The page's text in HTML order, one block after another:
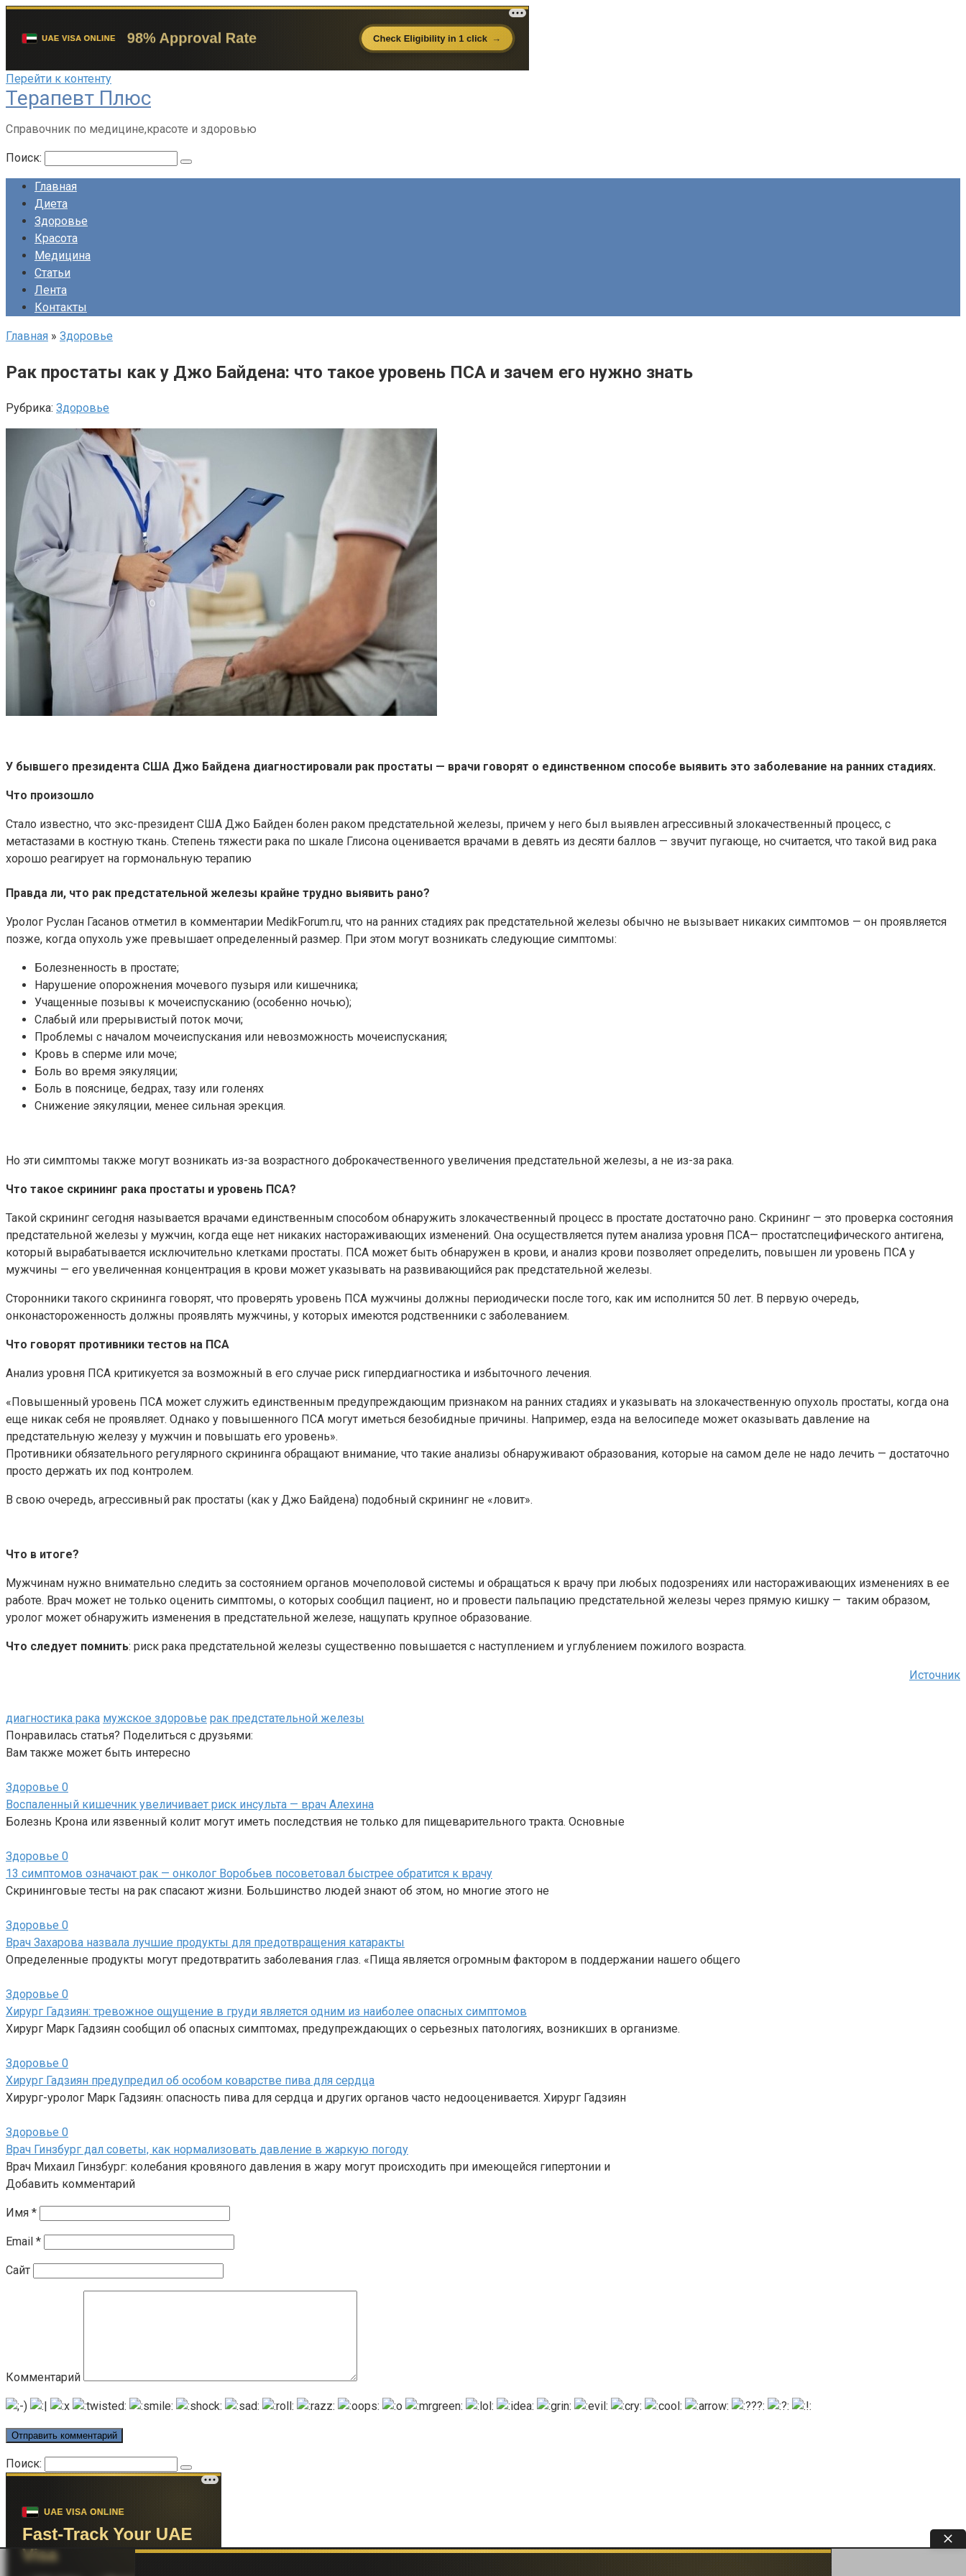
Перейти к контенту
Терапевт Плюс
Справочник по медицине,красоте и здоровью
Поиск:
Главная
Диета
Здоровье
Красота
Медицина
Статьи
Лента
Контакты
Главная » Здоровье
Рак простаты как у Джо Байдена: что такое уровень ПСА и зачем его нужно знать
Рубрика: Здоровье
У бывшего президента США Джо Байдена диагностировали рак простаты — врачи говорят о единственном способе выявить это заболевание на ранних стадиях.
Что произошло
Стало известно, что экс-президент США Джо Байден болен раком предстательной железы, причем у него был выявлен агрессивный злокачественный процесс, с
метастазами в костную ткань. Степень тяжести рака по шкале Глисона оценивается врачами в девять из десяти баллов — звучит пугающе, но считается, что такой вид рака
хорошо реагирует на гормональную терапию
Правда ли, что рак предстательной железы крайне трудно выявить рано?
Уролог Руслан Гасанов отметил в комментарии MedikForum.ru, что на ранних стадиях рак предстательной железы обычно не вызывает никаких симптомов — он проявляется
позже, когда опухоль уже превышает определенный размер. При этом могут возникать следующие симптомы:
Болезненность в простате;
Нарушение опорожнения мочевого пузыря или кишечника;
Учащенные позывы к мочеиспусканию (особенно ночью);
Слабый или прерывистый поток мочи;
Проблемы с началом мочеиспускания или невозможность мочеиспускания;
Кровь в сперме или моче;
Боль во время эякуляции;
Боль в пояснице, бедрах, тазу или голенях
Снижение эякуляции, менее сильная эрекция.
Но эти симптомы также могут возникать из-за возрастного доброкачественного увеличения предстательной железы, а не из-за рака.
Что такое скрининг рака простаты и уровень ПСА?
Такой скрининг сегодня называется врачами единственным способом обнаружить злокачественный процесс в простате достаточно рано. Скрининг — это проверка состояния
предстательной железы у мужчин, когда еще нет никаких настораживающих изменений. Она осуществляется путем анализа уровня ПСА— простатспецифического антигена,
который вырабатывается исключительно клетками простаты. ПСА может быть обнаружен в крови, и анализ крови позволяет определить, повышен ли уровень ПСА у
мужчины — его увеличенная концентрация в крови может указывать на развивающийся рак предстательной железы.
Сторонники такого скрининга говорят, что проверять уровень ПСА мужчины должны периодически после того, как им исполнится 50 лет. В первую очередь,
онконастороженность должны проявлять мужчины, у которых имеются родственники с заболеванием.
Что говорят противники тестов на ПСА
Анализ уровня ПСА критикуется за возможный в его случае риск гипердиагностика и избыточного лечения.
«Повышенный уровень ПСА может служить единственным предупреждающим признаком на ранних стадиях и указывать на злокачественную опухоль простаты, когда она
еще никак себя не проявляет. Однако у повышенного ПСА могут иметься безобидные причины. Например, езда на велосипеде может оказывать давление на
предстательную железу у мужчин и повышать его уровень».
Противники обязательного регулярного скрининга обращают внимание, что такие анализы обнаруживают образования, которые на самом деле не надо лечить — достаточно
просто держать их под контролем.
В свою очередь, агрессивный рак простаты (как у Джо Байдена) подобный скрининг не «ловит».
Что в итоге?
Мужчинам нужно внимательно следить за состоянием органов мочеполовой системы и обращаться к врачу при любых подозрениях или настораживающих изменениях в ее
работе. Врач может не только оценить симптомы, о которых сообщил пациент, но и провести пальпацию предстательной железы через прямую кишку — таким образом,
уролог может обнаружить изменения в предстательной железе, нащупать крупное образование.
Что следует помнить: риск рака предстательной железы существенно повышается с наступлением и углублением пожилого возраста.
Источник
диагностика рака мужское здоровье рак предстательной железы
Понравилась статья? Поделиться с друзьями:
Вам также может быть интересно
Здоровье 0
Воспаленный кишечник увеличивает риск инсульта — врач Алехина
Болезнь Крона или язвенный колит могут иметь последствия не только для пищеварительного тракта. Основные
Здоровье 0
13 симптомов означают рак — онколог Воробьев посоветовал быстрее обратится к врачу
Скрининговые тесты на рак спасают жизни. Большинство людей знают об этом, но многие этого не
Здоровье 0
Врач Захарова назвала лучшие продукты для предотвращения катаракты
Определенные продукты могут предотвратить заболевания глаз. «Пища является огромным фактором в поддержании нашего общего
Здоровье 0
Хирург Гадзиян: тревожное ощущение в груди является одним из наиболее опасных симптомов
Хирург Марк Гадзиян сообщил об опасных симптомах, предупреждающих о серьезных патологиях, возникших в организме.
Здоровье 0
Хирург Гадзиян предупредил об особом коварстве пива для сердца
Хирург-уролог Марк Гадзиян: опасность пива для сердца и других органов часто недооценивается. Хирург Гадзиян
Здоровье 0
Врач Гинзбург дал советы, как нормализовать давление в жаркую погоду
Врач Михаил Гинзбург: колебания кровяного давления в жару могут происходить при имеющейся гипертонии и
Добавить комментарий
Имя *
Email *
Сайт
Комментарий
Поиск: